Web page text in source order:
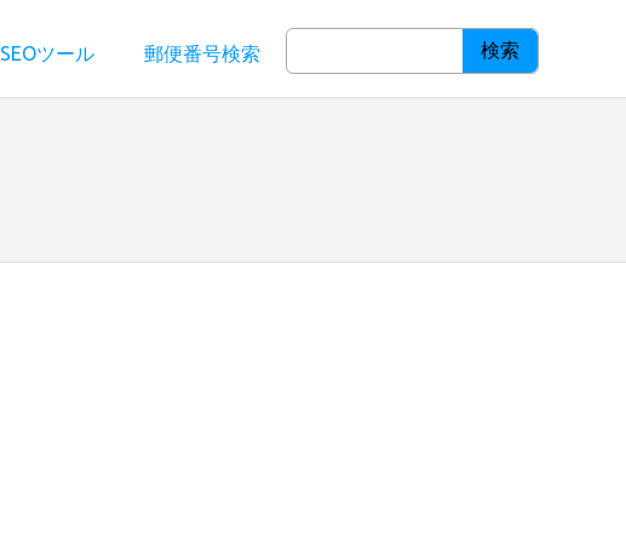
SEOツール 郵便番号検索 検索